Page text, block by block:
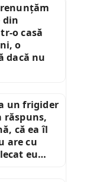
din
o casă
o
dacă nu
un frigider
răspuns,
că ea îl
are cu
eu…